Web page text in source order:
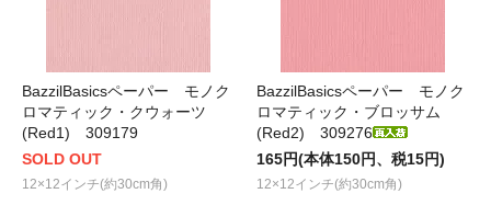
BazzilBasicsペーパー モノク
ロマティック・クウォーツ
(Red1) 309179
SOLD OUT
12×12インチ(約30cm角)
BazzilBasicsペーパー モノク
ロマティック・ブロッサム
(Red2) 309276
165円(本体150円、税15円)
12×12インチ(約30cm角)